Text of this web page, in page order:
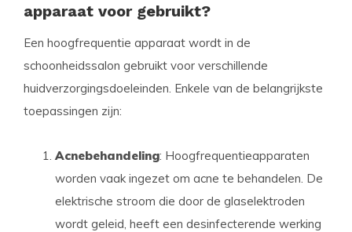
apparaat voor gebruikt?
Een hoogfrequentie apparaat wordt in de
schoonheidssalon gebruikt voor verschillende
huidverzorgingsdoeleinden. Enkele van de belangrijkste
toepassingen zijn:
Acnebehandeling: Hoogfrequentieapparaten
worden vaak ingezet om acne te behandelen. De
elektrische stroom die door de glaselektroden
wordt geleid, heeft een desinfecterende werking